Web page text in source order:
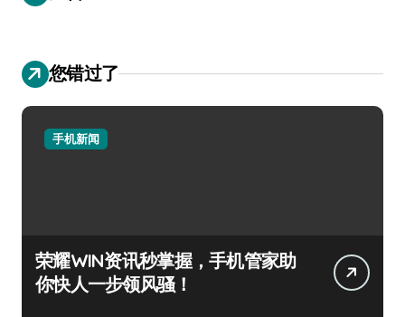
您错过了
手机新闻
荣耀WIN资讯秒掌握，手机管家助
你快人一步领风骚！